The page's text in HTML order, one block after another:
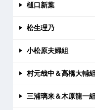
樋口新葉
松生理乃
小松原夫婦組
村元哉中＆高橋大輔組
三浦璃来＆木原龍一組